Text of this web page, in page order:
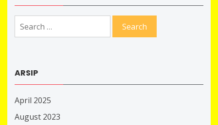
for:
ARSIP
April 2025
August 2023